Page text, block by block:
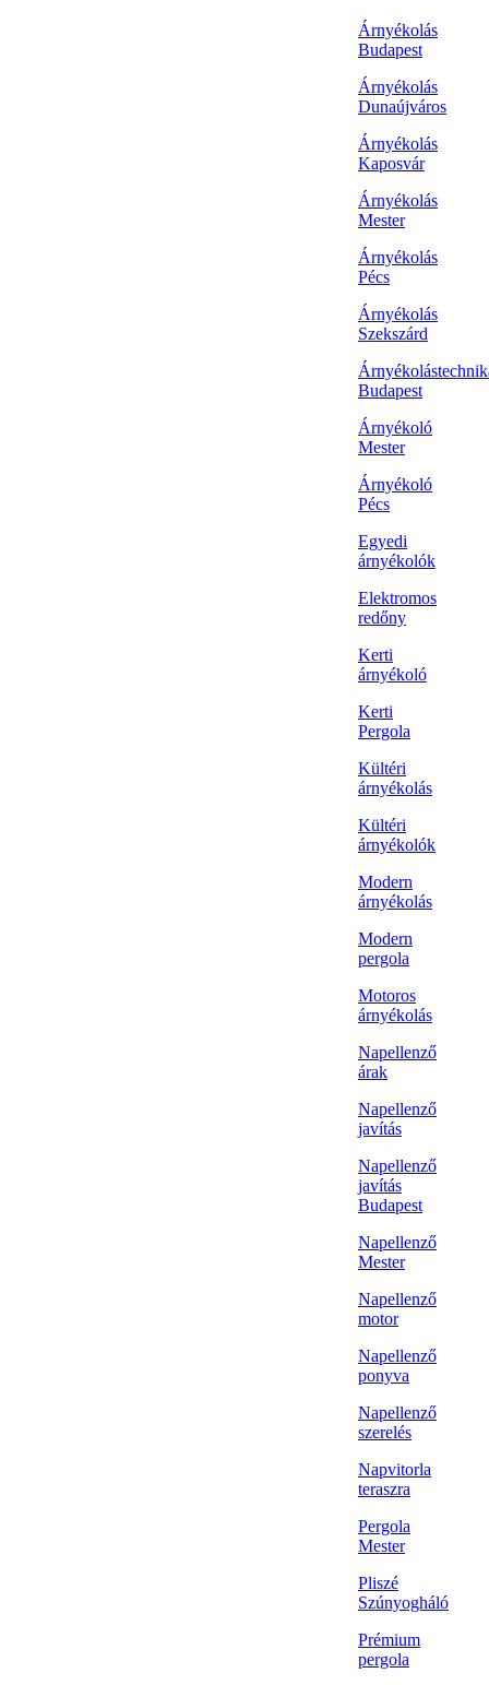
Árnyékolás
Budapest
Árnyékolás
Dunaújváros
Árnyékolás
Kaposvár
Árnyékolás
Mester
Árnyékolás
Pécs
Árnyékolás
Szekszárd
Budapest
Árnyékoló
Mester
Árnyékoló
Pécs
Egyedi
árnyékolók
Elektromos
redőny
Kerti
árnyékoló
Kerti
Pergola
Kültéri
árnyékolás
Kültéri
árnyékolók
Modern
árnyékolás
Modern
pergola
Motoros
árnyékolás
Napellenző
árak
Napellenző
javítás
Napellenző
javítás
Budapest
Napellenző
Mester
Napellenző
motor
Napellenző
ponyva
Napellenző
szerelés
Napvitorla
teraszra
Pergola
Mester
Pliszé
Szúnyogháló
Prémium
pergola